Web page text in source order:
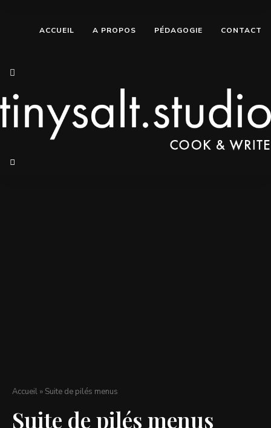
ACCUEIL A PROPOS PÉDAGOGIE CONTACT
Accueil » Suite de pilés menus
Suite de pilés menus